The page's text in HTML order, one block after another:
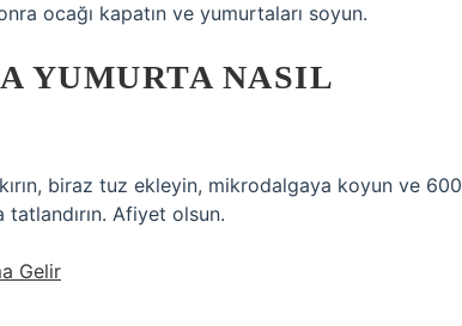
ocağı kapatın ve yumurtaları soyun.
YUMURTA NASIL
biraz tuz ekleyin, mikrodalgaya koyun ve 600
Afiyet olsun.
Gelir